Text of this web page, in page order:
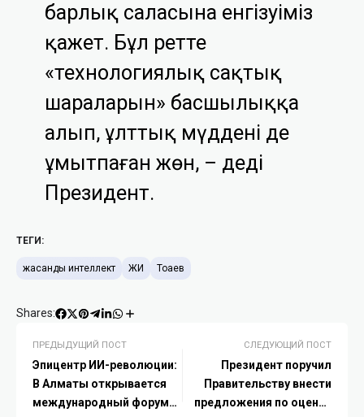
барлық саласына енгізуіміз
қажет. Бұл ретте
«технологиялық сақтық
шараларын» басшылыққа
алып, ұлттық мүддені де
ұмытпаған жөн, – деді
Президент.
ТЕГИ:
жасанды интеллект ЖИ Тоқаев
Shares:
ПРЕДЫДУЩИЙ ПОСТ
Эпицентр ИИ-революции:
В Алматы открывается
международный форум
СЛЕДУЮЩИЙ ПОСТ
Президент поручил
Правительству внести
предложения по оценке